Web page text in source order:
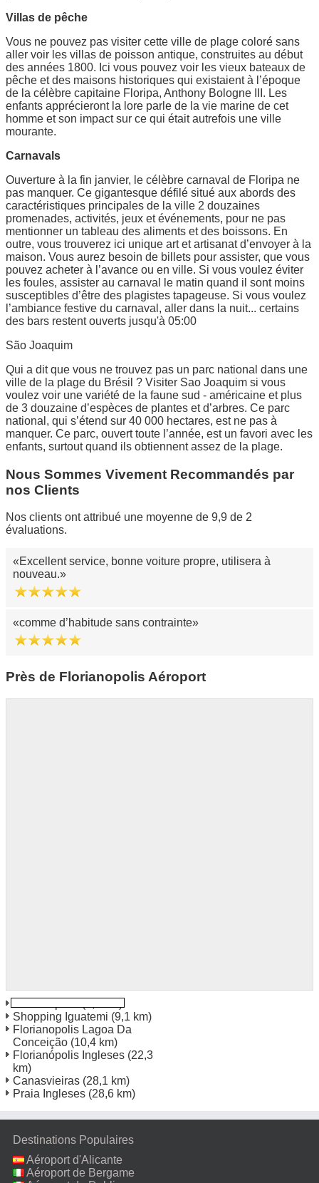
Villas de pêche
Vous ne pouvez pas visiter cette ville de plage coloré sans
aller voir les villas de poisson antique, construites au début
des années 1800. Ici vous pouvez voir les vieux bateaux de
pêche et des maisons historiques qui existaient à l’époque
de la célèbre capitaine Floripa, Anthony Bologne III. Les
enfants apprécieront la lore parle de la vie marine de cet
homme et son impact sur ce qui était autrefois une ville
mourante.
Carnavals
Ouverture à la fin janvier, le célèbre carnaval de Floripa ne
pas manquer. Ce gigantesque défilé situé aux abords des
caractéristiques principales de la ville 2 douzaines
promenades, activités, jeux et événements, pour ne pas
mentionner un tableau des aliments et des boissons. En
outre, vous trouverez ici unique art et artisanat d’envoyer à la
maison. Vous aurez besoin de billets pour assister, que vous
pouvez acheter à l’avance ou en ville. Si vous voulez éviter
les foules, assister au carnaval le matin quand il sont moins
susceptibles d’être des plagistes tapageuse. Si vous voulez
l’ambiance festive du carnaval, aller dans la nuit... certains
des bars restent ouverts jusqu'à 05:00
São Joaquim
Qui a dit que vous ne trouvez pas un parc national dans une
ville de la plage du Brésil ? Visiter Sao Joaquim si vous
voulez voir une variété de la faune sud - américaine et plus
de 3 douzaine d’espèces de plantes et d’arbres. Ce parc
national, qui s’étend sur 40 000 hectares, est ne pas à
manquer. Ce parc, ouvert toute l’année, est un favori avec les
enfants, surtout quand ils obtiennent assez de la plage.
Nous Sommes Vivement Recommandés par
nos Clients
Nos clients ont attribué une moyenne de 9,9 de 2
évaluations.
Excellent service, bonne voiture propre, utilisera à
nouveau.
comme d’habitude sans contrainte
Près de Florianopolis Aéroport
Shopping Iguatemi (9,1 km)
Florianopolis Lagoa Da
Conceição (10,4 km)
Florianópolis Ingleses (22,3
km)
Canasvieiras (28,1 km)
Praia Ingleses (28,6 km)
Destinations Populaires
Aéroport d'Alicante
Aéroport de Bergame